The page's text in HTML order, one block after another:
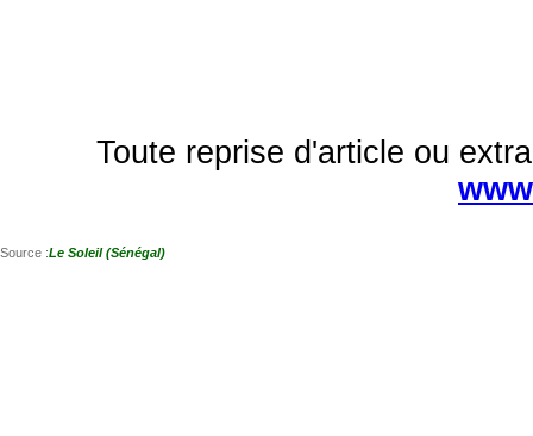
Toute reprise d'article ou
Source :Le Soleil (Sénégal)